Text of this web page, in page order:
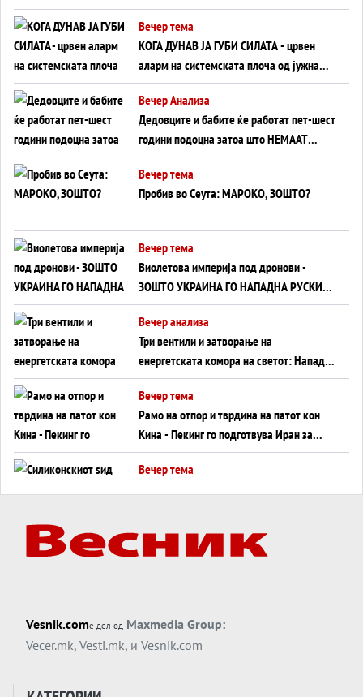
Вечер тема
КОГА ДУНАВ ЈА ГУБИ СИЛАТА - црвен
аларм на системската плоча од јужна
Германија до Црното Море...
Вечер Анализа
Дедовците и бабите ќе работат пет-шест
години подоцна затоа што НЕМААТ
ВНУЦИ ДА ГИ ЗАМЕНАТ
Вечер тема
Пробив во Сеута: МАРОКО, ЗОШТО?
Вечер тема
Виолетова империја под дронови -
ЗОШТО УКРАИНА ГО НАПАДНА РУСКИОТ
WILDBERRIES
Вечер анализа
Три вентили и затворање на
енергетската комора на светот: Нападот
во Суец најавува глобален енергетски
инфаркт?
Вечер тема
Рамо на отпор и тврдина на патот кон
Кина - Пекинг го подготвува Иран за
американска копнена инвазија
Вечер тема
Вечер тема
Трамп тврди дека повторно „разговара“
Вечер тема
ДЛАБОКО УДОЛУ: Сметководствените
трикови што го соборија ЕНРОН ги
Vesnik.comе дел од Maxmedia Group:
Vecer.mk, Vesti.mk, и Vesnik.com